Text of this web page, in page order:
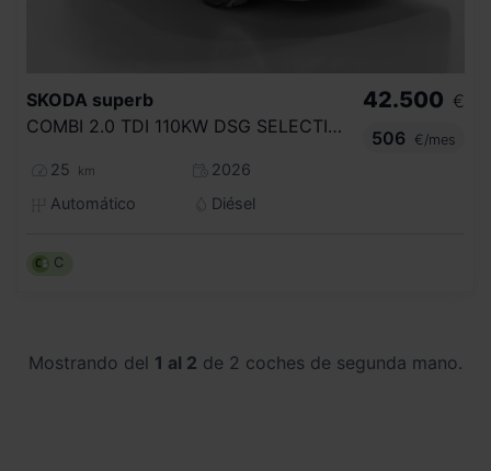
SKODA superb
COMBI 2.0 TDI 110KW DSG SELECTION
25 km
2026
Automático
Diésel
42.500 €
506
€/mes
C
Mostrando del 1 al 2 de 2 coches de segunda mano.